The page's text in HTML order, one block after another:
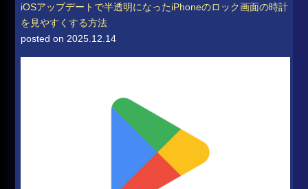
iOSアップデートで半透明になったiPhoneのロック画面の時計
を見やすくする方法
posted on 2025.12.14